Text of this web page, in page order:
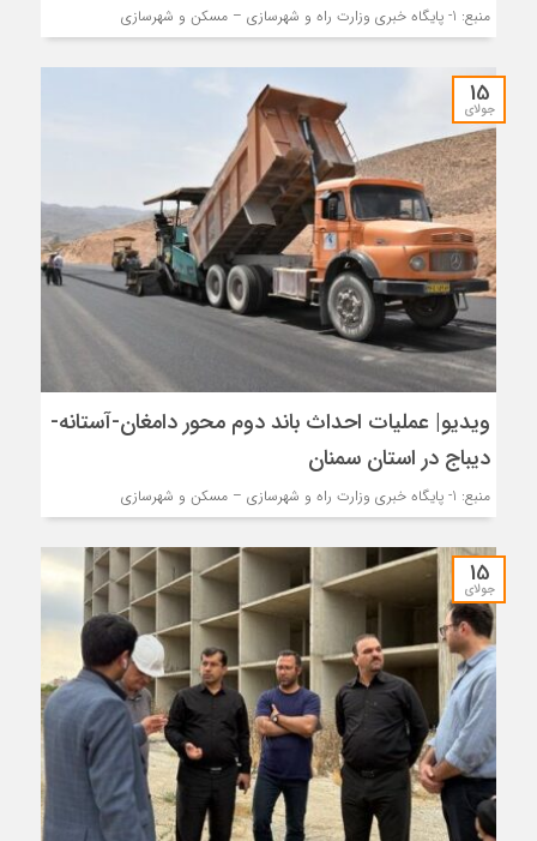
منبع: 1- پایگاه خبری وزارت راه و شهرسازی – مسکن و شهرسازی
15
جولای
ویدیو| عملیات احداث باند دوم محور دامغان-آستانه-
دیباج در استان سمنان
منبع: 1- پایگاه خبری وزارت راه و شهرسازی – مسکن و شهرسازی
15
جولای